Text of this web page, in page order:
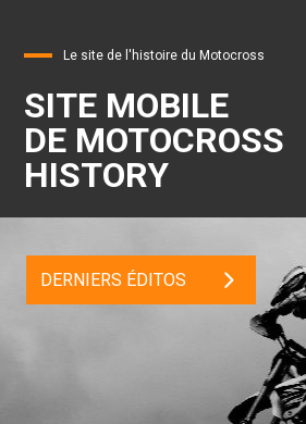
Le site de l'histoire du Motocross
SITE MOBILE
DE MOTOCROSS
HISTORY
DERNIERS ÉDITOS